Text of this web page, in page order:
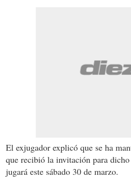
El exjugador explicó que se ha
que recibió la invitación para
jugará este sábado 30 de marzo.